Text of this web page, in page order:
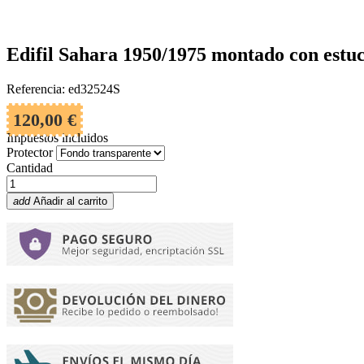
Edifil Sahara 1950/1975 montado con
Referencia: ed32524S
120,00 €
Impuestos incluidos
Protector
Cantidad
add Añadir al carrito